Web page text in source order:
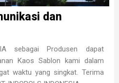
dan
sebagai Produsen dapat
Kaos Sablon kami dalam
waktu yang singkat. Terima